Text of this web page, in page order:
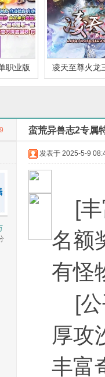
职业版
凌天至尊火龙
蛮荒异兽志2专属
发表于 2025-5-9
[丰
名额
有怪
[公
厚攻
丰富